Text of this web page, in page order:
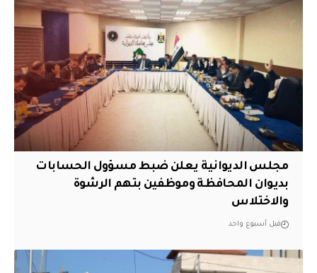
مجلس الديوانية يعلن ضبط مسؤول الحسابات
بديوان المحافظة وموظفين بتهم الرشوة
والاختلاس
قبل أسبوع واحد